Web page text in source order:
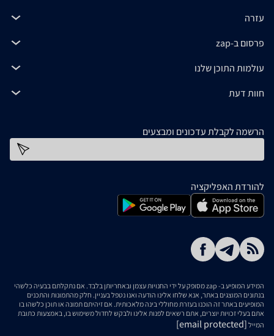
עזרה
פרסום ב-zap
עולמות התוכן שלנו
חוות דעת
הרשמה לקבלת עדכונים ומבצעים
להורדת האפליקציה
המידע המופיע ב- zap מסופק על ידי החנויות עצמן ובאחריותן בלבד. אם נתקלתם בבעיה כלשהי
בנתונים המוצגים באתר, אנא שלחו אלינו הודעה ואנו נטפל בעניין. חלק מהתמונות והתכנים
המופיעים באתר זה הוכנו בעזרת מחוללי בינה מלאכותית. אם זיהיתם תמונה או תוכן כלשהו בו
אתם בעלי זכויות יוצרים, אתם רשאים לפנות אלינו ולבקש לחדול משימוש בו, באמצעות כתובת
המייל [email protected]